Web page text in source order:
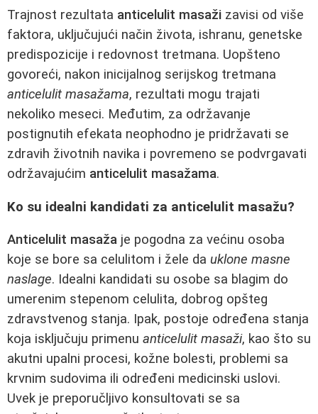
Trajnost rezultata anticelulit masaži zavisi od više
faktora, uključujući način života, ishranu, genetske
predispozicije i redovnost tretmana. Uopšteno
govoreći, nakon inicijalnog serijskog tretmana
anticelulit masažama, rezultati mogu trajati
nekoliko meseci. Međutim, za održavanje
postignutih efekata neophodno je pridržavati se
zdravih životnih navika i povremeno se podvrgavati
održavajućim anticelulit masažama.
Ko su idealni kandidati za anticelulit masažu?
Anticelulit masaža je pogodna za većinu osoba
koje se bore sa celulitom i žele da uklone masne
naslage. Idealni kandidati su osobe sa blagim do
umerenim stepenom celulita, dobrog opšteg
zdravstvenog stanja. Ipak, postoje određena stanja
koja isključuju primenu anticelulit masaži, kao što su
akutni upalni procesi, kožne bolesti, problemi sa
krvnim sudovima ili određeni medicinski uslovi.
Uvek je preporučljivo konsultovati se sa